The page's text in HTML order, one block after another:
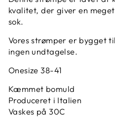
kvalitet, der giver en
sok.
Vores strømper er bygget
ingen undtagelse.
Onesize 38-41
Kæmmet bomuld
Produceret i Italien
Vaskes på 30C